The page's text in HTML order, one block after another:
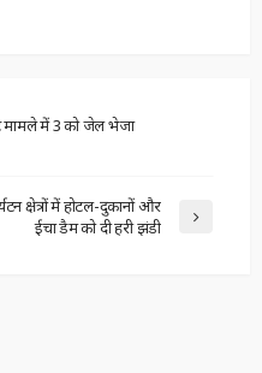
मामले में 3 को जेल भेजा
क्षेत्रों में होटल-दुकानों और
ईचा डैम को दी हरी झंडी